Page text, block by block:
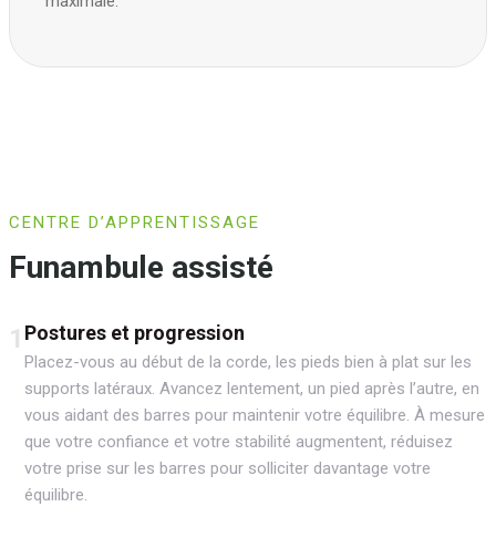
CENTRE D’APPRENTISSAGE
Funambule assisté
1 Postures et progression
Placez-vous au début de la corde, les pieds bien à plat sur les
supports latéraux. Avancez lentement, un pied après l’autre, en
vous aidant des barres pour maintenir votre équilibre. À mesure
que votre confiance et votre stabilité augmentent, réduisez
votre prise sur les barres pour solliciter davantage votre
équilibre.